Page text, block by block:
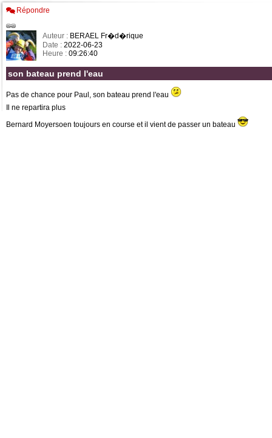
Répondre
Auteur : BERAEL Fr�d�rique
Date : 2022-06-23
Heure : 09:26:40
son bateau prend l'eau
Pas de chance pour Paul, son bateau prend l'eau
Il ne repartira plus
Bernard Moyersoen toujours en course et il vient de passer un bateau